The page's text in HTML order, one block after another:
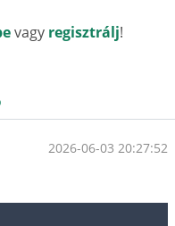
vagy regisztrálj!
2026-06-03 20:27:52